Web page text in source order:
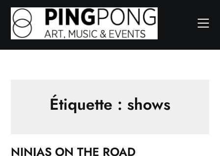
Skip
content
Étiquette : shows
NINJAS ON THE ROAD